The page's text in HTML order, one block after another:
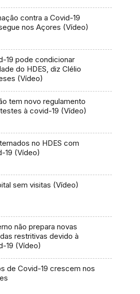
contra a Covid-19
nos Açores (Vídeo)
19 pode condicionar
do HDES, diz Clélio
(Vídeo)
tem novo regulamento
à covid-19 (Vídeo)
no HDES com
19 (Vídeo)
sem visitas (Vídeo)
não prepara novas
restritivas devido à
19 (Vídeo)
de Covid-19 crescem nos